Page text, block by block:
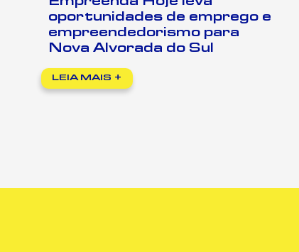
Empreenda Hoje leva
oportunidades de emprego e
empreendedorismo para
Nova Alvorada do Sul
LEIA MAIS +